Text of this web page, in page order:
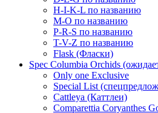
H-I-K-L по названию
M-O по названию
P-R-S по названию
T-V-Z по названию
Flask (Фласки)
Spec Columbia Orchids
Only one Exclusive
Special List
Cattleya (Каттлеи)
Comparettia Coryanthes